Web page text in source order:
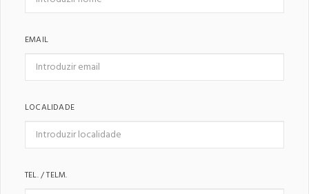
EMAIL
LOCALIDADE
TEL. / TELM.